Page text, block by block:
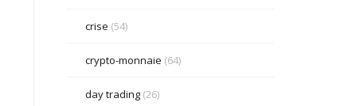
crise (54)
crypto-monnaie (64)
day trading(26)